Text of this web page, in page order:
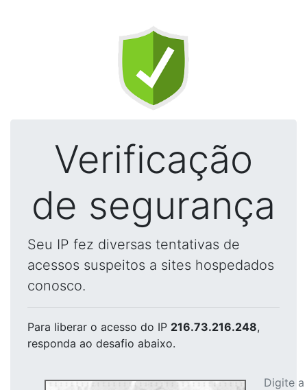
Verificação
de segurança
Seu IP fez diversas tentativas de
acessos suspeitos a sites hospedados
conosco.
Para liberar o acesso do IP 216.73.216.248,
responda ao desafio abaixo.
Digite